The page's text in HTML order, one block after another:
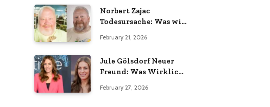
Norbert Zajac
Todesursache: Was wir
February 21, 2026
Jule Gölsdorf Neuer
Freund: Was Wirklich
February 27, 2026